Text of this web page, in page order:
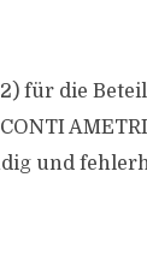
für die
und